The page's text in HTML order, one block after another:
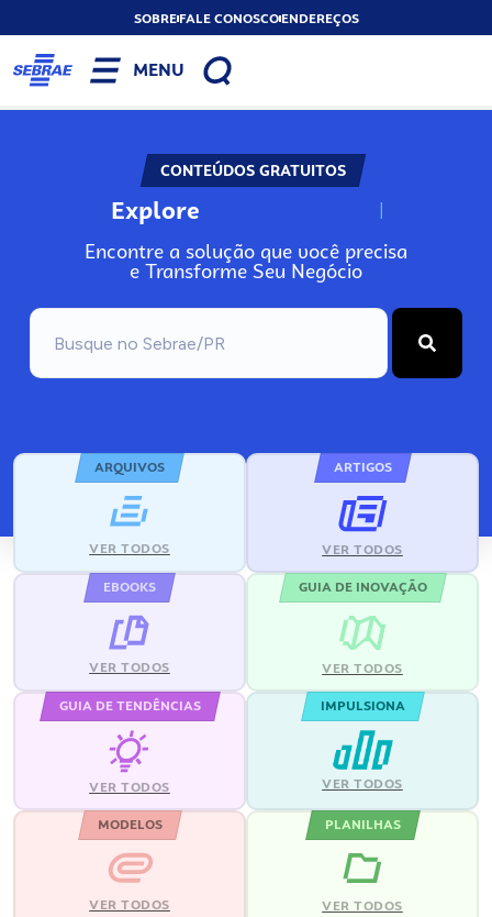
SOBREFALE CONOSCOENDEREÇOS
MENU
CONTEÚDOS GRATUITOS
Explore N
Encontre a solução que você precisa
e Transforme Seu Negócio
ARQUIVOS
VER TODOS
ARTIGOS
VER TODOS
EBOOKS
VER TODOS
GUIA DE INOVAÇÃO
VER TODOS
GUIA DE TENDÊNCIAS
VER TODOS
IMPULSIONA
VER TODOS
MODELOS
VER TODOS
PLANILHAS
VER TODOS